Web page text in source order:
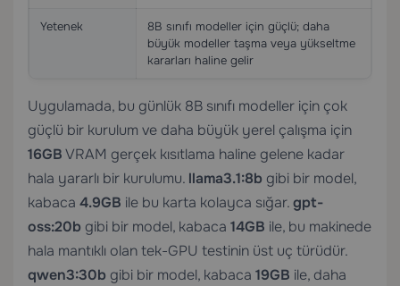
Yetenek
8B sınıfı modeller için güçlü; daha
büyük modeller taşma veya yükseltme
kararları haline gelir
Uygulamada, bu günlük 8B sınıfı modeller için çok
güçlü bir kurulum ve daha büyük yerel çalışma için
16GBVRAM gerçek kısıtlama haline gelene kadar
hala yararlı bir kurulumu. llama3.1:8b gibi bir model,
kabaca 4.9GB ile bu karta kolayca sığar.gpt-
oss:20b gibi bir model, kabaca 14GB ile, bu makinede
hala mantıklı olan tek-GPU testinin üst uç türüdür.
qwen3:30b gibi bir model, kabaca 19GB ile, daha